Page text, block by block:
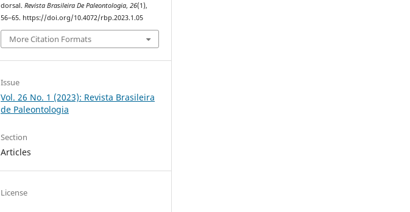
dorsal.Revista Brasileira De Paleontologia,26(1),
56–65. https://doi.org/10.4072/rbp.2023.1.05
More Citation Formats
Issue
Vol. 26 No. 1 (2023): Revista Brasileira
de Paleontologia
Section
Articles
License